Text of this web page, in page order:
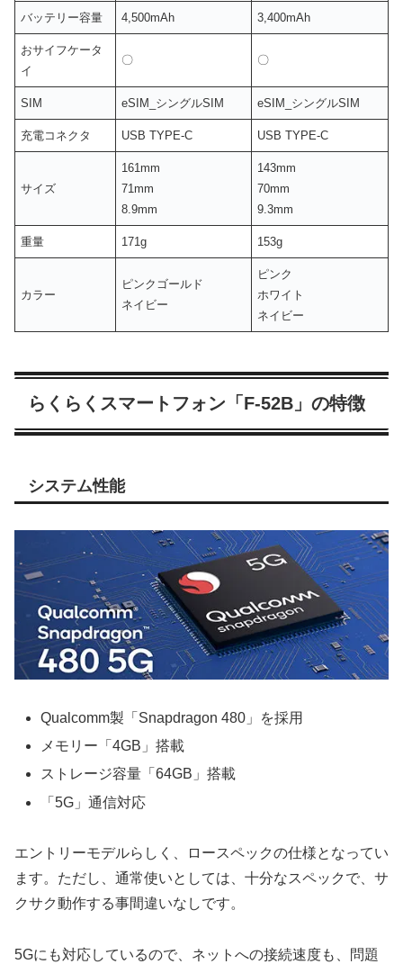
バッテリー容量 4,500mAh 3,400mAh
おサイフケータ
イ
〇 〇
SIM eSIM_シングルSIM eSIM_シングルSIM
充電コネクタ USB TYPE-C USB TYPE-C
サイズ
161mm
71mm
8.9mm
143mm
70mm
9.3mm
重量 171g 153g
カラー
ピンクゴールド
ネイビー
ピンク
ホワイト
ネイビー
らくらくスマートフォン「F-52B」の特徴
システム性能
Qualcomm製「Snapdragon 480」を採用
メモリー「4GB」搭載
ストレージ容量「64GB」搭載
「5G」通信対応
エントリーモデルらしく、ロースペックの仕様となってい
ます。ただし、通常使いとしては、十分なスペックで、サ
クサク動作する事間違いなしです。
5Gにも対応しているので、ネットへの接続速度も、問題